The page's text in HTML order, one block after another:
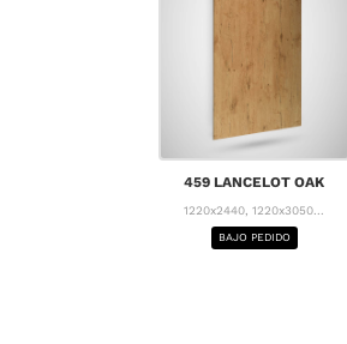
459 LANCELOT OAK
1220x2440, 1220x3050...
BAJO PEDIDO